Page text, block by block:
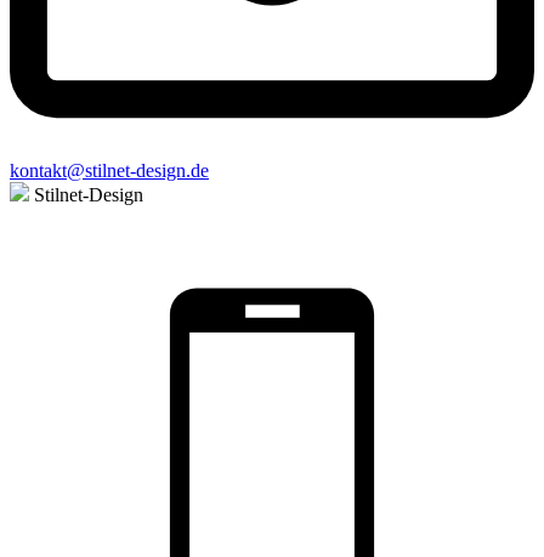
kontakt@stilnet-design.de
Stilnet-Design